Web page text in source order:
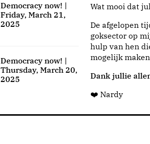
Democracy now! |
Friday, March 21,
2025
Democracy now! |
Thursday, March 20,
2025
Wat mooi dat
De afgelopen
goksector op
hulp van hen
mogelijk
Dank jullie
❤️ Nardy